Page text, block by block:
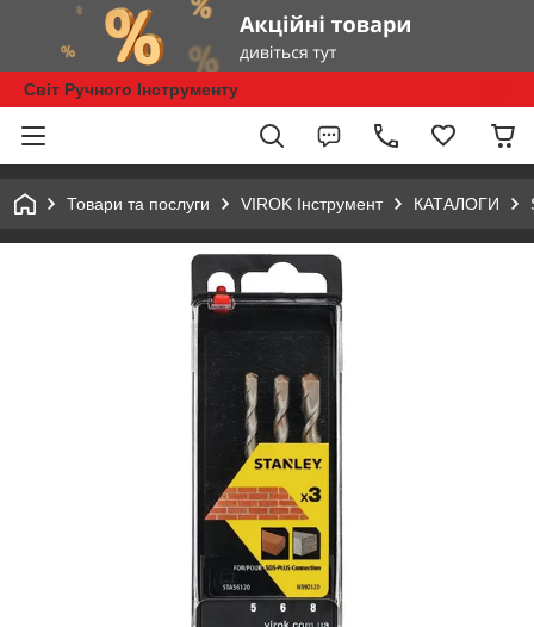
Світ Ручного Інструменту
Товари та послуги VIROK Інструмент КАТАЛОГИ